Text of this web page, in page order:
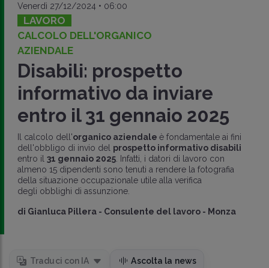
Venerdì 27/12/2024 • 06:00
LAVORO
CALCOLO DELL'ORGANICO
AZIENDALE
Disabili: prospetto
informativo da inviare
entro il 31 gennaio 2025
Il calcolo dell'organico aziendale è fondamentale ai fini
dell'obbligo di invio del prospetto informativo disabili
entro il 31 gennaio 2025. Infatti, i datori di lavoro con
almeno 15 dipendenti sono tenuti a rendere la fotografia
della situazione occupazionale utile alla verifica
degli obblighi di assunzione.
di Gianluca Pillera - Consulente del lavoro - Monza
Traduci con IA Ascolta la news